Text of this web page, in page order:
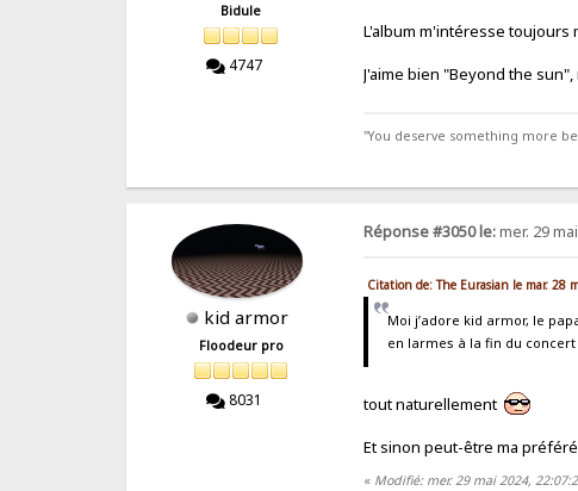
Bidule
4747
L'album m'intéresse
J'aime bien "Beyond the
"You deserve something more
kid armor
Floodeur pro
8031
Réponse #3050 le:mer. 29
Citation de: The Eurasian le mar. 28
Moi j’adore kid armor, le
en larmes à la fin du concert
tout naturellement
Et sinon peut-être ma
« Modifié: mer. 29 mai 2024,